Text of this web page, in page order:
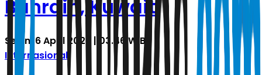
Bahrain, Kuwait
Senin, 6 April 2026 | 03.46 WIB
Internasional